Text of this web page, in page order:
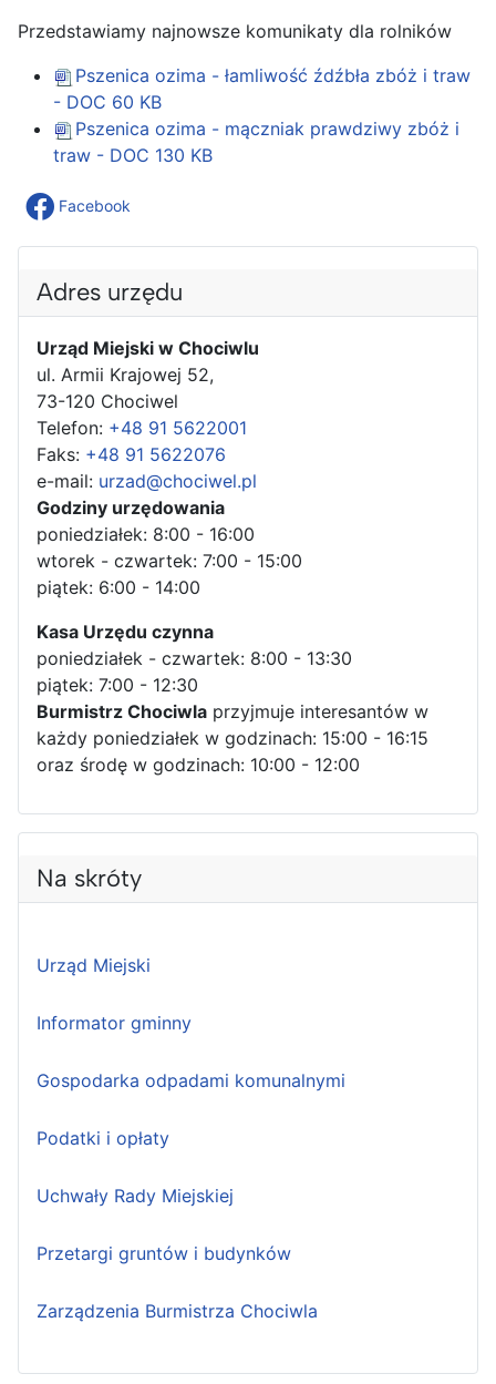
Przedstawiamy najnowsze komunikaty dla rolników
Pszenica ozima - łamliwość źdźbła zbóż i traw
- DOC 60 KB
Pszenica ozima - mączniak prawdziwy zbóż i
traw - DOC 130 KB
Facebook
Adres urzędu
Urząd Miejski w Chociwlu
ul. Armii Krajowej 52,
73-120 Chociwel
Telefon: +48 91 5622001
Faks: +48 91 5622076
e-mail: urzad@chociwel.pl
Godziny urzędowania
poniedziałek: 8:00 - 16:00
wtorek - czwartek: 7:00 - 15:00
piątek: 6:00 - 14:00
Kasa Urzędu czynna
poniedziałek - czwartek: 8:00 - 13:30
piątek: 7:00 - 12:30
Burmistrz Chociwla przyjmuje interesantów w
każdy poniedziałek w godzinach: 15:00 - 16:15
oraz środę w godzinach: 10:00 - 12:00
Na skróty
Urząd Miejski
Informator gminny
Gospodarka odpadami komunalnymi
Podatki i opłaty
Uchwały Rady Miejskiej
Przetargi gruntów i budynków
Zarządzenia Burmistrza Chociwla